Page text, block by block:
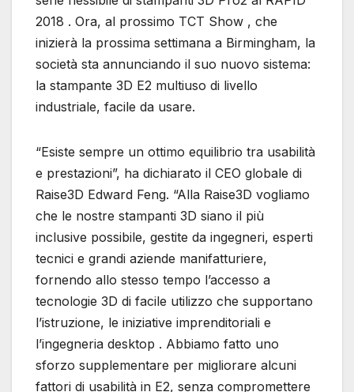
2018 . Ora, al prossimo TCT Show , che
inizierà la prossima settimana a Birmingham, la
società sta annunciando il suo nuovo sistema:
la stampante 3D E2 multiuso di livello
industriale, facile da usare.
“Esiste sempre un ottimo equilibrio tra usabilità
e prestazioni”, ha dichiarato il CEO globale di
Raise3D Edward Feng. “Alla Raise3D vogliamo
che le nostre stampanti 3D siano il più
inclusive possibile, gestite da ingegneri, esperti
tecnici e grandi aziende manifatturiere,
fornendo allo stesso tempo l’accesso a
tecnologie 3D di facile utilizzo che supportano
l’istruzione, le iniziative imprenditoriali e
l’ingegneria desktop . Abbiamo fatto uno
sforzo supplementare per migliorare alcuni
fattori di usabilità in E2, senza compromettere